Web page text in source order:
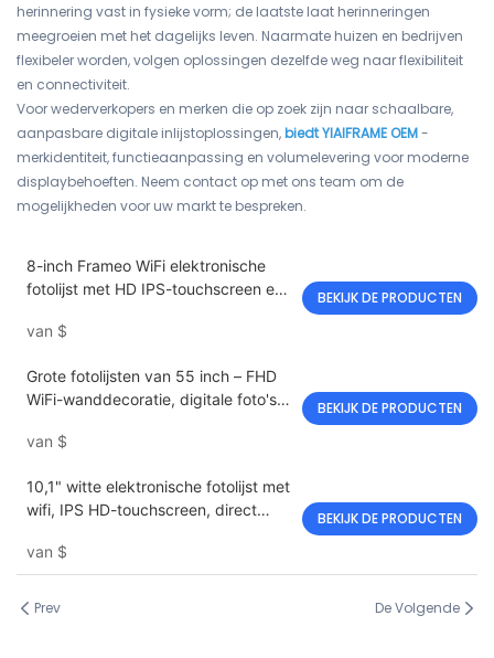
herinnering vast in fysieke vorm; de laatste laat herinneringen
meegroeien met het dagelijks leven. Naarmate huizen en bedrijven
flexibeler worden, volgen oplossingen dezelfde weg naar flexibiliteit
en connectiviteit.
Voor wederverkopers en merken die op zoek zijn naar schaalbare,
aanpasbare digitale inlijstoplossingen,biedt YIAIFRAME OEM-
merkidentiteit, functieaanpassing en volumelevering voor moderne
displaybehoeften. Neem contact op met ons team om de
mogelijkheden voor uw markt te bespreken.
8-inch Frameo WiFi elektronische
fotolijst met HD IPS-touchscreen en
van $
BEKIJK DE PRODUCTEN
Grote fotolijsten van 55 inch – FHD
WiFi-wanddecoratie, digitale foto's
bediening via de cloud-app
van $
BEKIJK DE PRODUCTEN
10,1" witte elektronische fotolijst met
wifi, IPS HD-touchscreen, direct
van $
BEKIJK DE PRODUCTEN
Prev De Volgende